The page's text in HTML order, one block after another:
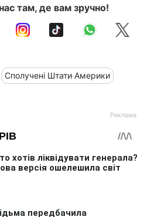
там, де вам зручно!
Сполучені Штати Америки